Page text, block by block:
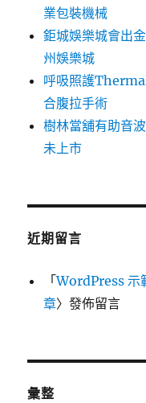
業包裝機械
鉅城娛樂城會出
州娛樂城
呼吸照護
合腹拉手術
樹林當舖有助音
未上市
近期留言
「WordPress 示
章〉發佈留言
彙整